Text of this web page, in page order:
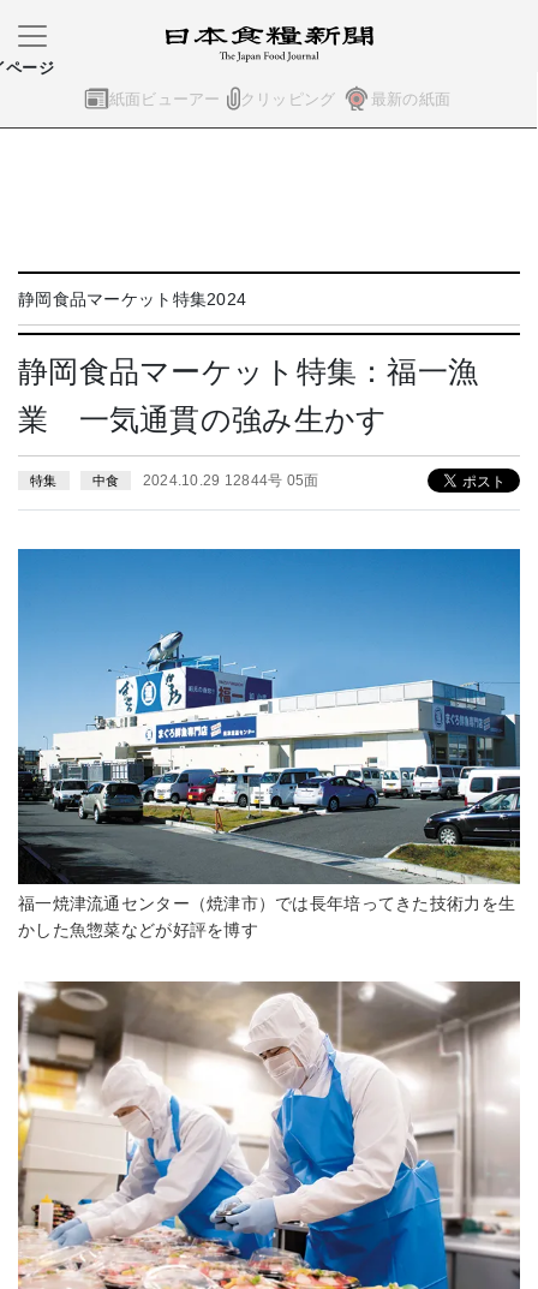
紙面ビューアー クリッピング 最新の紙面
ページ
静岡食品マーケット特集2024
静岡食品マーケット特集：福一漁
業 一気通貫の強み生かす
特集 中食 2024.10.29 12844号 05面
福一焼津流通センター（焼津市）では長年培ってきた技術力を生
かした魚惣菜などが好評を博す